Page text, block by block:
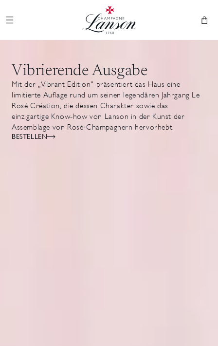
Inhalt
übergehen
Vibrierende Ausgabe
Mit der „Vibrant Edition“ präsentiert das Haus eine
limitierte Auflage rund um seinen legendären Jahrgang Le
Rosé Création, die dessen Charakter sowie das
einzigartige Know-how von Lanson in der Kunst der
Assemblage von Rosé-Champagnern hervorhebt.
BESTELLEN